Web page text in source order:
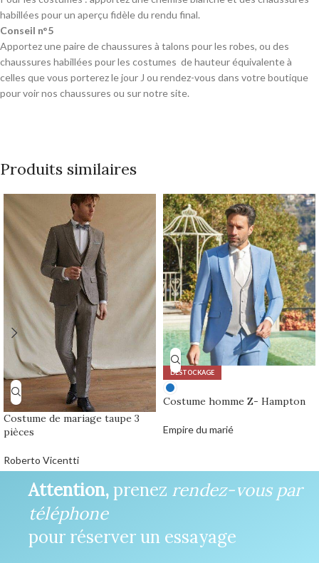
habillées pour un aperçu fidèle du rendu final.
Conseil n°5
Apportez une paire de chaussures à talons pour les robes, ou des
chaussures habillées pour les costumes de hauteur équivalente à
celles que vous porterez le jour J ou rendez-vous dans votre boutique
pour voir nos chaussures ou sur notre site.
Produits similaires
Costume de mariage taupe 3
pièces
Roberto Vicentti
DÉSTOCKAGE
Costume homme Z- Hampton
Empire du marié
Attention,prenez rendez-vous par
téléphone
pour réserver un essayage